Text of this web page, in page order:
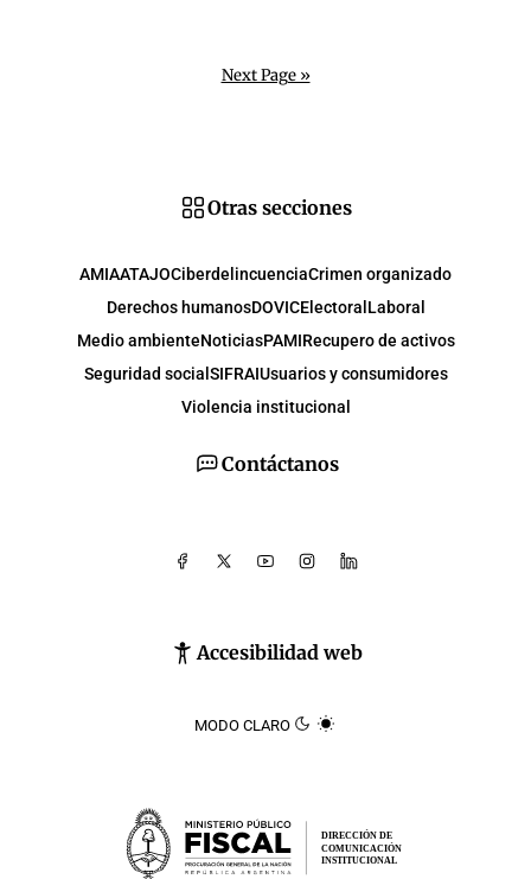
Next Page »
Contáctanos
Accesibilidad web
MODO CLARO
Otras secciones
AMIAATAJOCiberdelincuenciaCrimen organizado
Derechos humanosDOVICElectoral Laboral
Medio ambienteNoticiasPAMIRecupero de activos
Seguridad social SIFRAIUsuarios y consumidores
Violencia institucional
DIRECCIÓN DE
COMUNICACIÓN
INSTITUCIONAL